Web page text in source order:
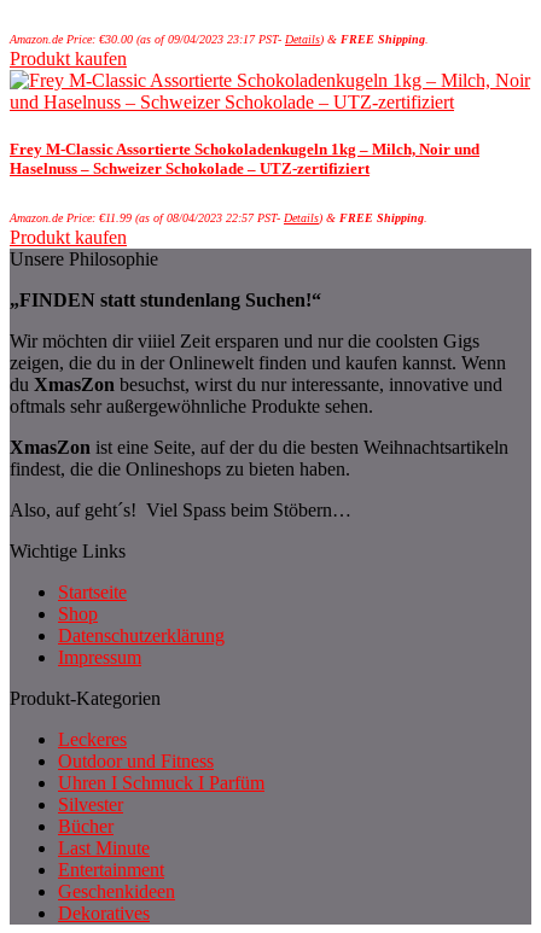
Amazon.de Price: €30.00 (as of 09/04/2023 23:17 PST- Details) & FREE Shipping
Produkt kaufen
Frey M-Classic Assortierte Schokoladenkugeln 1kg – Milch, Noir und
Haselnuss – Schweizer Schokolade – UTZ-zertifiziert
Amazon.de Price: €11.99 (as of 08/04/2023 22:57 PST- Details) & FREE Shipping
Produkt kaufen
Unsere Philosophie
„FINDEN statt stundenlang Suchen!“
Wir möchten dir viiiel Zeit ersparen und nur die coolsten Gigs
zeigen, die du in der Onlinewelt finden und kaufen kannst. Wenn
du XmasZon besuchst, wirst du nur interessante, innovative und
oftmals sehr außergewöhnliche Produkte sehen.
XmasZon ist eine Seite, auf der du die besten Weihnachtsartikeln
findest, die die Onlineshops zu bieten haben.
Also, auf geht´s! Viel Spass beim Stöbern…
Wichtige Links
Startseite
Shop
Datenschutzerklärung
Impressum
Produkt-Kategorien
Leckeres
Outdoor und Fitness
Uhren I Schmuck I Parfüm
Silvester
Bücher
Last Minute
Entertainment
Geschenkideen
Dekoratives